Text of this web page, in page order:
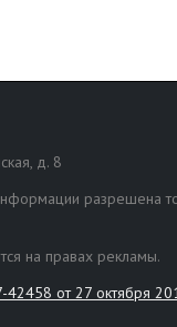
д. 8
разрешена
на правах рекламы.
от 27 октября